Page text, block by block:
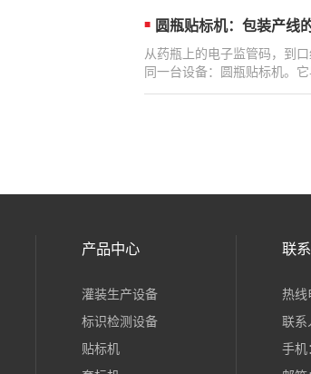
圆瓶贴标机：包装产线
从药瓶上的电子监管码，到
同一台设备：圆瓶贴标机。
产品中心
灌装生产设备
标识检测设备
贴标机
联
热线
联系
手机